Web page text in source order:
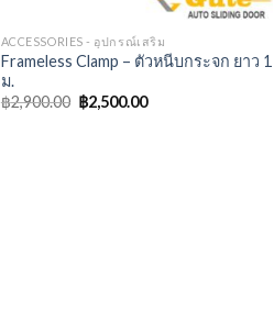
ACCESSORIES - อุปกรณ์เสริม
Frameless Clamp – ตัวหนีบกระจก ยาว 1
ม.
฿2,900.00 ฿2,500.00